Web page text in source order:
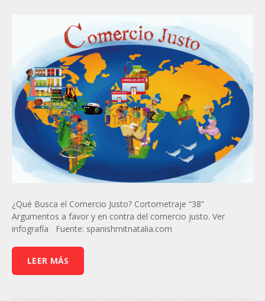
¿Qué Busca el Comercio Justo? Cortometraje “38”
Argumentos a favor y en contra del comercio justo. Ver
infografía Fuente: spanishmitnatalia.com
LEER MÁS